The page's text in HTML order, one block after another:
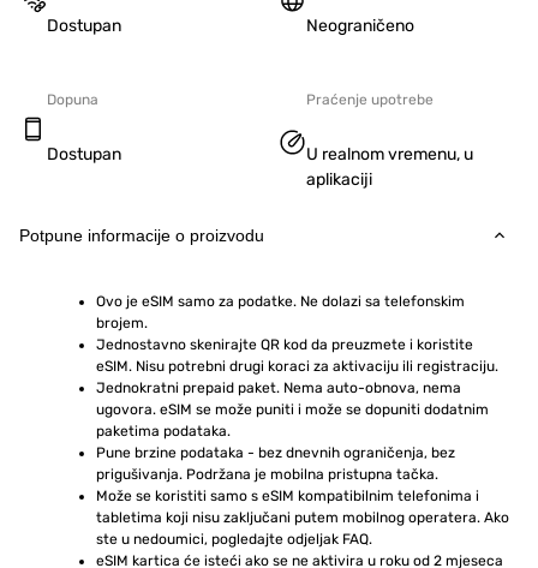
Dostupan Neograničeno
Dopuna
Dostupan
Praćenje upotrebe
U realnom vremenu, u
aplikaciji
Potpune informacije o proizvodu
Ovo je eSIM samo za podatke. Ne dolazi sa telefonskim
brojem.
Jednostavno skenirajte QR kod da preuzmete i koristite
eSIM. Nisu potrebni drugi koraci za aktivaciju ili registraciju.
Jednokratni prepaid paket. Nema auto-obnova, nema
ugovora. eSIM se može puniti i može se dopuniti dodatnim
paketima podataka.
Pune brzine podataka - bez dnevnih ograničenja, bez
prigušivanja. Podržana je mobilna pristupna tačka.
Može se koristiti samo s eSIM kompatibilnim telefonima i
tabletima koji nisu zaključani putem mobilnog operatera. Ako
ste u nedoumici, pogledajte odjeljak FAQ.
eSIM kartica će isteći ako se ne aktivira u roku od 2 mjeseca